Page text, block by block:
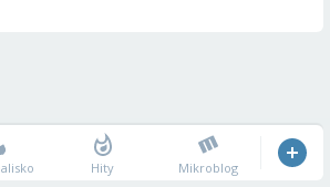
Hity Mikroblog